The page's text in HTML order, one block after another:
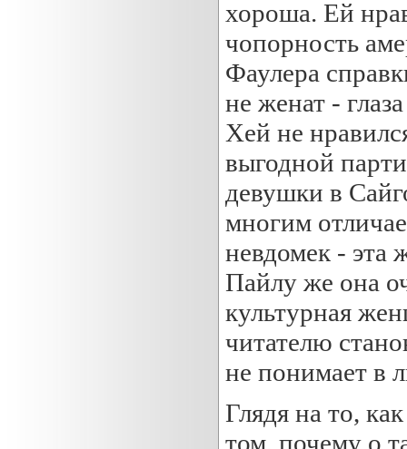
хороша. Ей
чопорность
Фаулера
не женат -
Хей не
выгодной
девушки в
многим
невдомек - эта
Пайлу же она
культурная
читателю
не понимает в
Глядя на то,
том, почему о